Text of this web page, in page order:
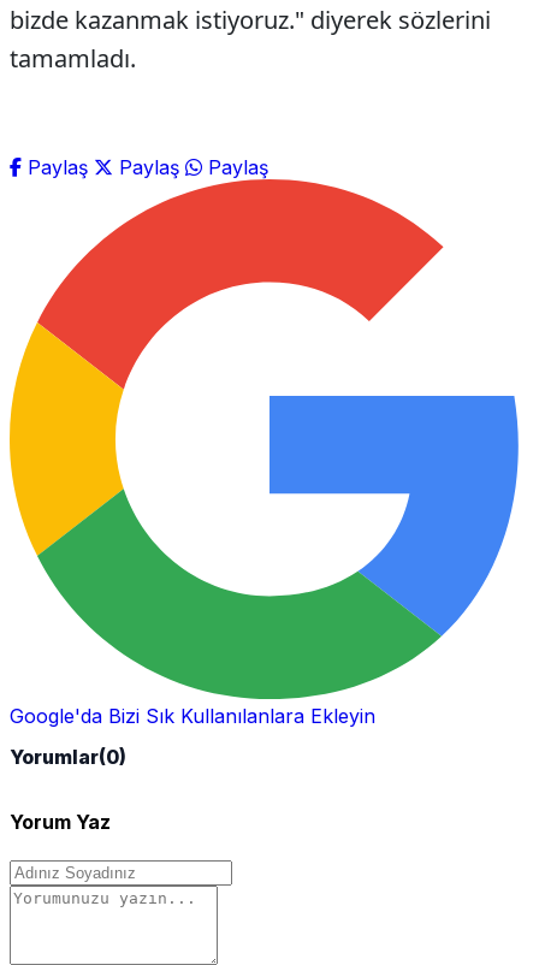
bizde kazanmak istiyoruz." diyerek sözlerini
tamamladı.
Paylaş Paylaş Paylaş
Google'da Bizi Sık Kullanılanlara Ekleyin
Yorumlar(0)
Yorum Yaz